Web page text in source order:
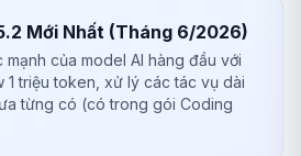
Mới Nhất (Tháng 6/2026)
mạnh của model AI hàng đầu với
1 triệu token, xử lý các tác vụ dài
từng có (có trong gói Coding